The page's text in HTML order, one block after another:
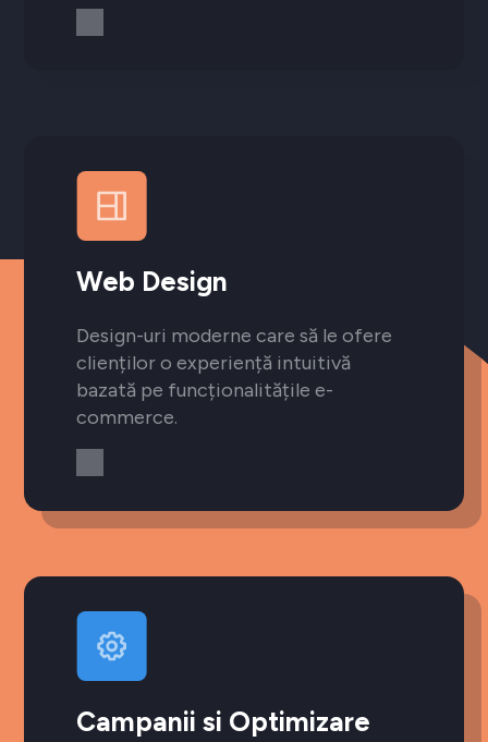
Web Design
Design-uri moderne care să le ofere
clienților o experiență intuitivă
bazată pe funcționalitățile e-
commerce.
Campanii si Optimizare